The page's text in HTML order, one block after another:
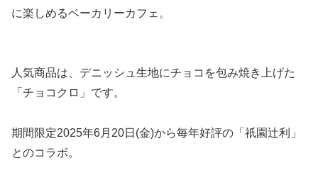
に楽しめるベーカリーカフェ。
人気商品は、デニッシュ生地にチョコを包み焼き上げた
「チョコクロ」です。
期間限定2025年6月20日(金)から毎年好評の「祇園辻利」
とのコラボ。